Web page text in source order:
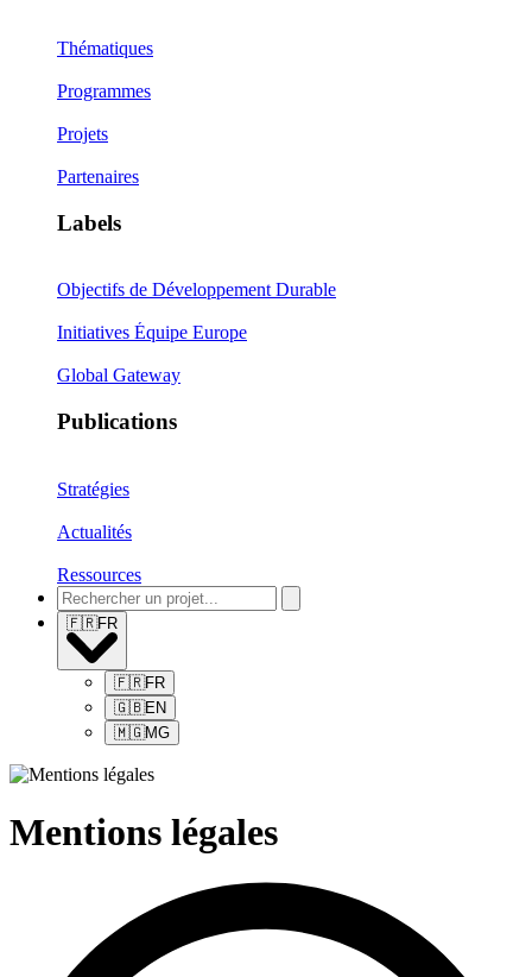
Thématiques
Programmes
Projets
Partenaires
Labels
Objectifs de Développement Durable
Initiatives Équipe Europe
Global Gateway
Publications
Stratégies
Actualités
Ressources
🇫🇷FR
🇫🇷FR
🇬🇧EN
🇲🇬MG
Mentions légales